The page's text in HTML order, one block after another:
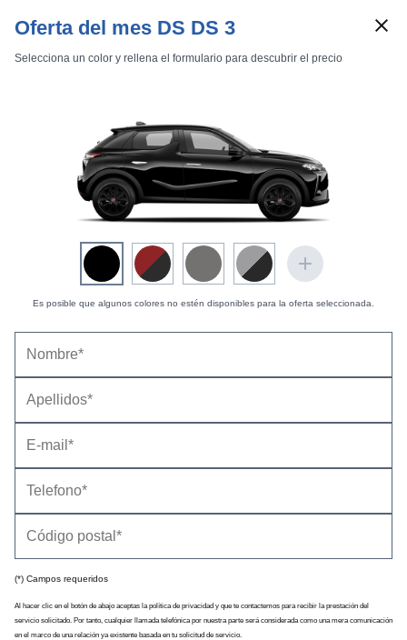
DS 3 2016 3 puertas
DS 3 3 puertas (2016) |Fotos Exteriores 3
Exteriores 3 Exteriores 3 Cabrio Interiores
Oferta del mes DS DS 3
Selecciona un color y rellena el formulario para descubrir el precio
Es posible que algunos colores no estén disponibles para la oferta seleccionada.
(*) Campos requeridos
Al hacer clic en el botón de abajo aceptas la política de privacidad y que te contactemos para recibir la prestación del
servicio solicitado. Por tanto, cualquier llamada telefónica por nuestra parte será considerada como una mera comunicación
en el marco de una relación ya existente basada en tu solicitud de servicio.